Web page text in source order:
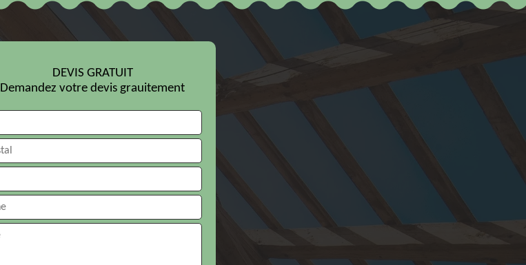
DEVIS GRATUIT
Demandez votre devis grauitement